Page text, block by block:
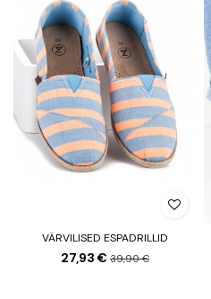
VÄRVILISED ESPADRILLID
27,93 € 39,90 €